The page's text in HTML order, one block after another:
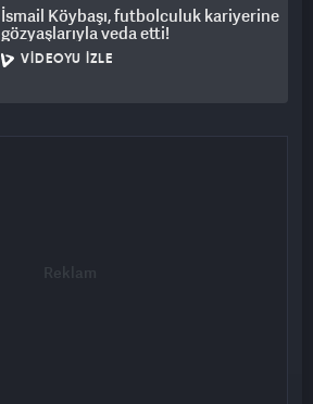
İsmail Köybaşı, futbolculuk kariyerine
gözyaşlarıyla veda etti!
VIDEOYU İZLE